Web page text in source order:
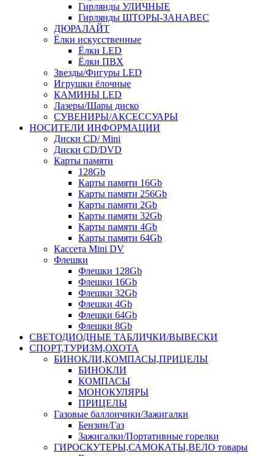
Гирлянды УЛИЧНЫЕ
Гирлянды ШТОРЫ-ЗАНАВЕС
ДЮРАЛАЙТ
Ёлки искусственные
Ёлки LED
Ёлки ПВХ
Звезды/Фигуры LED
Игрушки ёлочные
КАМИНЫ LED
Лазеры/Шары диско
СУВЕНИРЫ/АКСЕССУАРЫ
НОСИТЕЛИ ИНФОРМАЦИИ
Диски CD/ Mini
Диски CD/DVD
Карты памяти
128Gb
Карты памяти 16Gb
Карты памяти 256Gb
Карты памяти 2Gb
Карты памяти 32Gb
Карты памяти 4Gb
Карты памяти 64Gb
Кассета Mini DV
Флешки
Флешки 128Gb
Флешки 16Gb
Флешки 32Gb
Флешки 4Gb
Флешки 64Gb
Флешки 8Gb
СВЕТОДИОДНЫЕ ТАБЛИЧКИ/ВЫВЕСКИ
СПОРТ,ТУРИЗМ,ОХОТА
БИНОКЛИ,КОМПАСЫ,ПРИЦЕЛЫ
БИНОКЛИ
КОМПАСЫ
МОНОКУЛЯРЫ
ПРИЦЕЛЫ
Газовые баллончики/Зажигалки
Бензин/Газ
Зажигалки/Портативные горелки
ГИРОСКУТЕРЫ,САМОКАТЫ,ВЕЛО товары